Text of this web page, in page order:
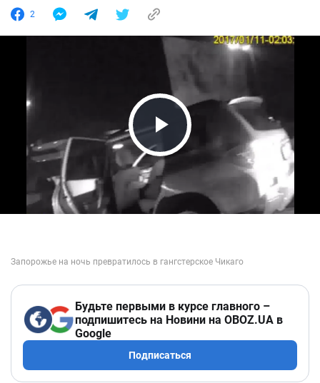
2
Play Video
Будьте первыми в курсе главного –
подпишитесь на Новини на OBOZ.UA в
Google
Подписаться